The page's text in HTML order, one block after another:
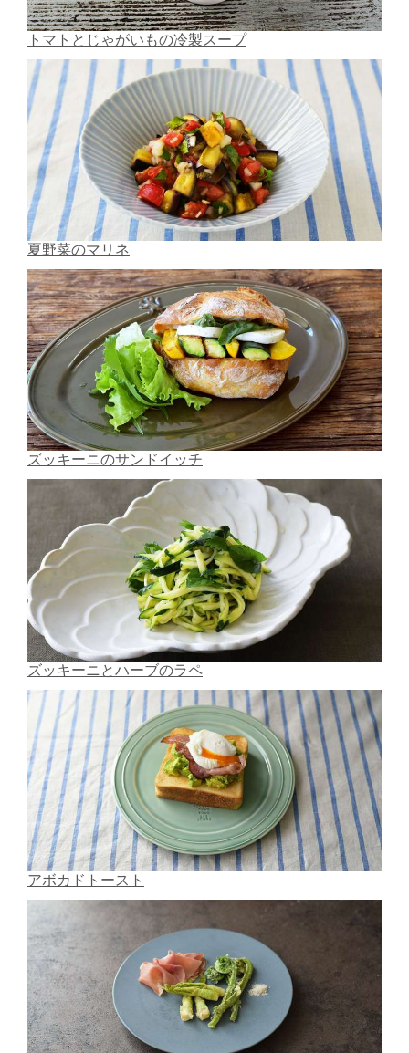
トマトとじゃがいもの冷製スープ
夏野菜のマリネ
ズッキーニのサンドイッチ
ズッキーニとハーブのラペ
アボカドトースト